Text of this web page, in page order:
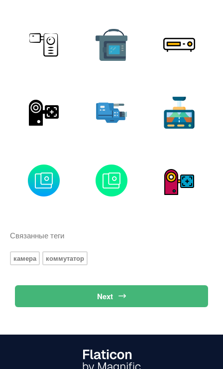
Связанные теги
камера коммутатор
Next